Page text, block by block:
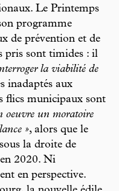
Le Printemps
programme
de prévention et de
pris sont timides : il
la viabilité de
inadaptés aux
flics municipaux sont
oeuvre un moratoire
», alors que le
la droite de
2020. Ni
en perspective.